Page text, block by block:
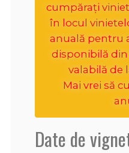
cumpărați
în locul
anuală pentru
disponibilă
valabilă de
Mai vrei să
Date de